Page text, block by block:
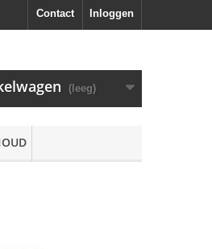
Inloggen
Contact
(leeg)